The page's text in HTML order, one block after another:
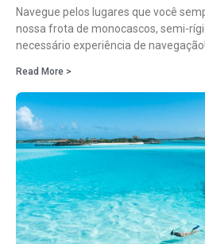
Navegue pelos lugares que você
nossa frota de monocascos, semi-
necessário experiência de
Read More >